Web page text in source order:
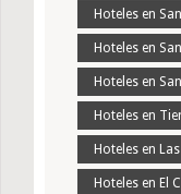
Hoteles en
Hoteles en
Hoteles en
Hoteles en
Hoteles en
Hoteles en El